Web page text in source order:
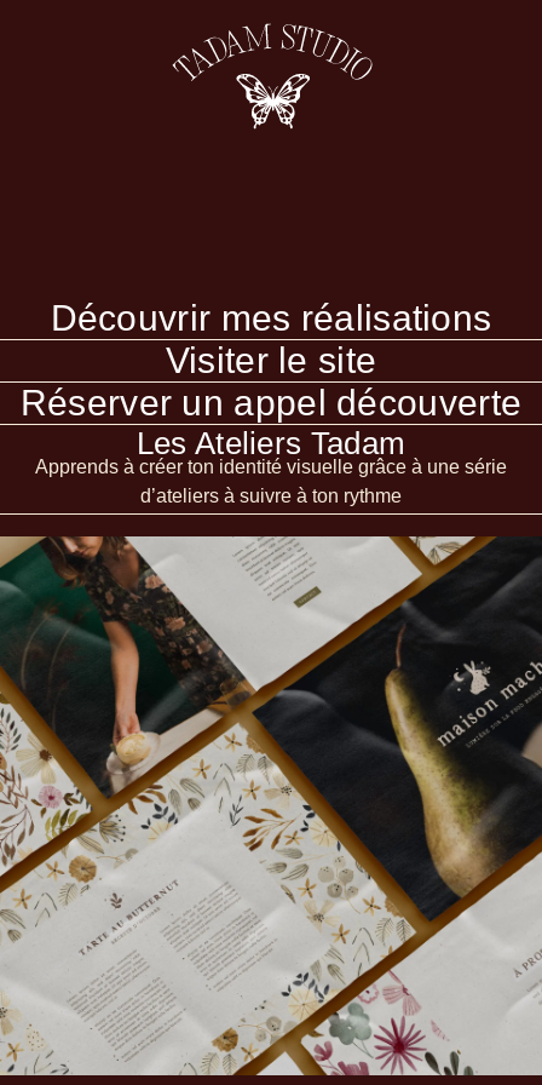
Découvrir mes réalisations
Visiter le site
Réserver un appel découverte
Les Ateliers Tadam
Apprends à créer ton identité visuelle grâce à une série
d’ateliers à suivre à ton rythme